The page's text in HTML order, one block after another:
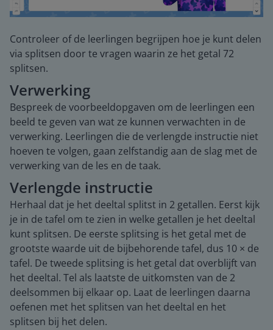
Controleer of de leerlingen begrijpen hoe je kunt delen
via splitsen door te vragen waarin ze het getal 72
splitsen.
Verwerking
Bespreek de voorbeeldopgaven om de leerlingen een
beeld te geven van wat ze kunnen verwachten in de
verwerking. Leerlingen die de verlengde instructie niet
hoeven te volgen, gaan zelfstandig aan de slag met de
verwerking van de les en de taak.
Verlengde instructie
Herhaal dat je het deeltal splitst in 2 getallen. Eerst kijk
je in de tafel om te zien in welke getallen je het deeltal
kunt splitsen. De eerste splitsing is het getal met de
grootste waarde uit de bijbehorende tafel, dus 10 × de
tafel. De tweede splitsing is het getal dat overblijft van
het deeltal. Tel als laatste de uitkomsten van de 2
deelsommen bij elkaar op. Laat de leerlingen daarna
oefenen met het splitsen van het deeltal en het
splitsen bij het delen.